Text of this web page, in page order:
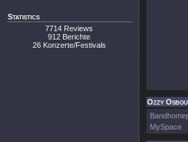
Statistics
7714 Reviews
912 Berichte
26 Konzerte/Festivals
Ozzy
MySpace